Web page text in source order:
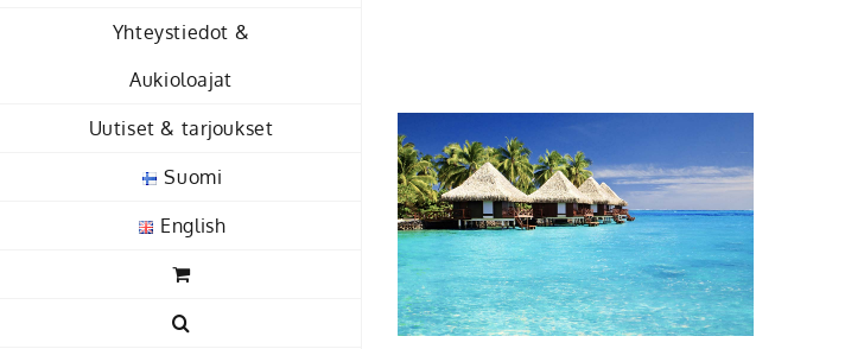
Yhteystiedot &
Aukioloajat
Uutiset & tarjoukset
Suomi
English